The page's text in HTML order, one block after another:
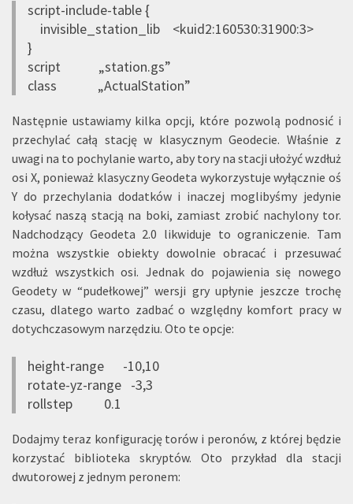
script-include-table {
invisible_station_lib <kuid2:160530:31900:3>
}
script „station.gs”
class „ActualStation”
Następnie ustawiamy kilka opcji, które pozwolą podnosić i
przechylać całą stację w klasycznym Geodecie. Właśnie z
uwagi na to pochylanie warto, aby tory na stacji ułożyć wzdłuż
osi X, ponieważ klasyczny Geodeta wykorzystuje wyłącznie oś
Y do przechylania dodatków i inaczej moglibyśmy jedynie
kołysać naszą stacją na boki, zamiast zrobić nachylony tor.
Nadchodzący Geodeta 2.0 likwiduje to ograniczenie. Tam
można wszystkie obiekty dowolnie obracać i przesuwać
wzdłuż wszystkich osi. Jednak do pojawienia się nowego
Geodety w “pudełkowej” wersji gry upłynie jeszcze trochę
czasu, dlatego warto zadbać o względny komfort pracy w
dotychczasowym narzędziu. Oto te opcje:
height-range -10,10
rotate-yz-range -3,3
rollstep 0.1
Dodajmy teraz konfigurację torów i peronów, z której będzie
korzystać biblioteka skryptów. Oto przykład dla stacji
dwutorowej z jednym peronem: